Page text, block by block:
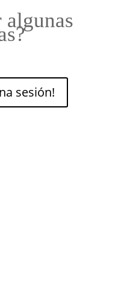
algunas
sesión!